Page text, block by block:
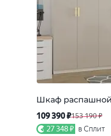
Шкаф распашной
109 390 ₽153 190 ₽
27 348 ₽ в Сплит